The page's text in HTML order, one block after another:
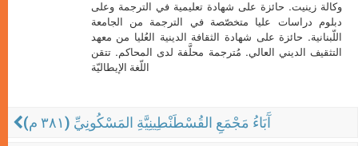
وكالة زينيت. حائزة على شهادة تعليمية في الترجمة وعلى
دبلوم دراسات عليا متخصّصة في الترجمة من الجامعة
اللّبنانية. حائزة على شهادة الثقافة الدينية العُليا من معهد
التثقيف الديني العالي. مُترجمة محلَّفة لدى المحاكم. تتقن
اللّغة الإيطاليّة
آَبَاءُ مَجْمَعِ القُسْطَنْطِينِيَّةِ المَسْكُونِيِّ (٣٨١ م)